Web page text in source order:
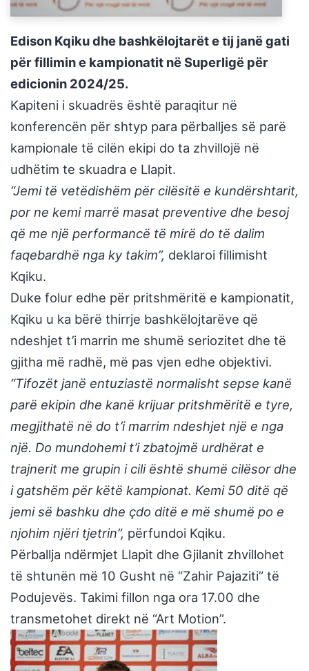
Edison Kqiku dhe bashkëlojtarët e tij janë gati
për fillimin e kampionatit në Superligë për
edicionin 2024/25.
Kapiteni i skuadrës është paraqitur në
konferencën për shtyp para përballjes së parë
kampionale të cilën ekipi do ta zhvillojë në
udhëtim te skuadra e Llapit.
“Jemi të vetëdishëm për cilësitë e kundërshtarit,
por ne kemi marrë masat preventive dhe besoj
që me një performancë të mirë do të dalim
faqebardhë nga ky takim”, deklaroi fillimisht
Kqiku.
Duke folur edhe për pritshmëritë e kampionatit,
Kqiku u ka bërë thirrje bashkëlojtarëve që
ndeshjet t’i marrin me shumë seriozitet dhe të
gjitha më radhë, më pas vjen edhe objektivi.
“Tifozët janë entuziastë normalisht sepse kanë
parë ekipin dhe kanë krijuar pritshmëritë e tyre,
megjithatë në do t’i marrim ndeshjet një e nga
një. Do mundohemi t’i zbatojmë urdhërat e
trajnerit me grupin i cili është shumë cilësor dhe
i gatshëm për këtë kampionat. Kemi 50 ditë që
jemi së bashku dhe çdo ditë e më shumë po e
njohim njëri tjetrin”, përfundoi Kqiku.
Përballja ndërmjet Llapit dhe Gjilanit zhvillohet
të shtunën më 10 Gusht në “Zahir Pajaziti” të
Podujevës. Takimi fillon nga ora 17.00 dhe
transmetohet direkt në “Art Motion”.